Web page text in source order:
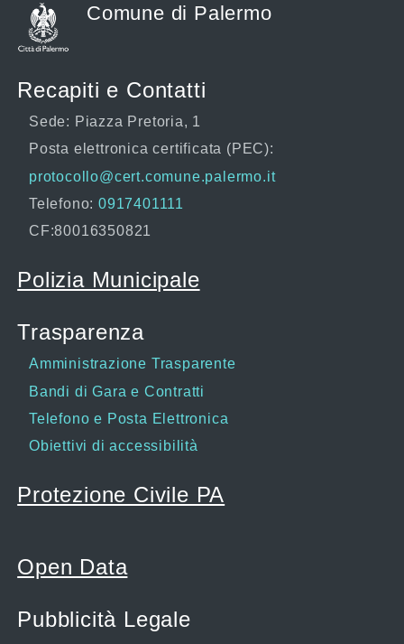
Comune di Palermo
Recapiti e Contatti
Sede: Piazza Pretoria, 1
Posta elettronica certificata (PEC):
protocollo@cert.comune.palermo.it
Telefono: 0917401111
CF:80016350821
Polizia Municipale
Trasparenza
Amministrazione Trasparente
Bandi di Gara e Contratti
Telefono e Posta Elettronica
Obiettivi di accessibilità
Protezione Civile PA
Open Data
Pubblicità Legale